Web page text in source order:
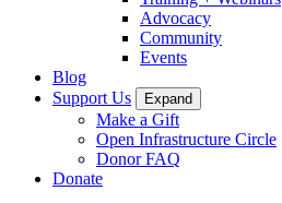
Advocacy
Community
Events
Blog
Support Us
Expand
Make a Gift
Open Infrastructure Circle
Donor FAQ
Donate